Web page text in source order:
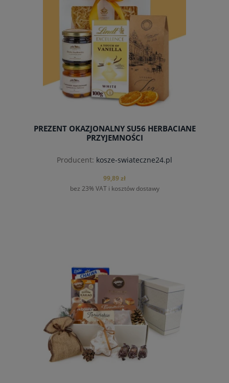
PREZENT OKAZJONALNY SU56 HERBACIANE
PRZYJEMNOŚCI
Producent: kosze-swiateczne24.pl
99,89 zł
bez 23% VAT i kosztów dostawy